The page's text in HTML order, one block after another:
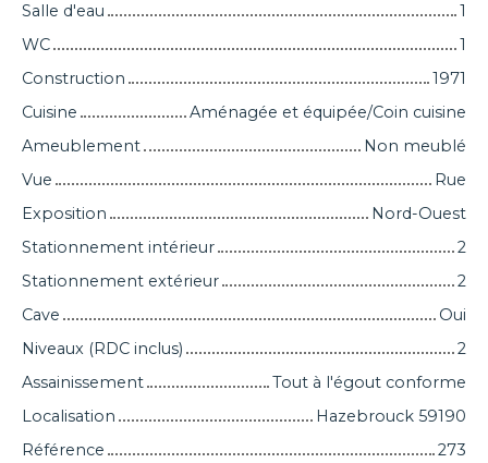
Salle d'eau
1
WC
1
Construction
1971
Cuisine
Aménagée et équipée/Coin cuisine
Ameublement
Non meublé
Vue
Rue
Exposition
Nord-Ouest
Stationnement intérieur
2
Stationnement extérieur
2
Cave
Oui
Niveaux (RDC inclus)
2
Assainissement
Tout à l'égout conforme
Localisation
Hazebrouck 59190
Référence
273